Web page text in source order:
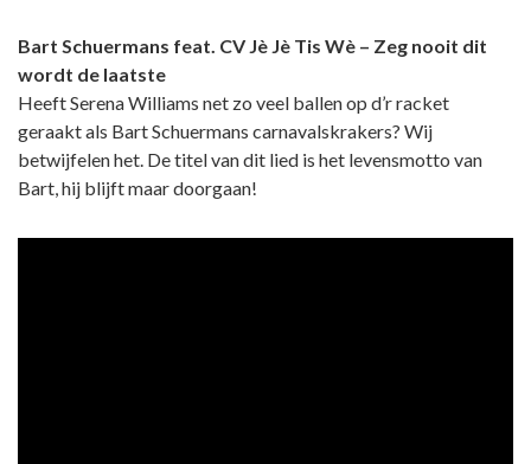
Bart Schuermans feat. CV Jè Jè Tis Wè – Zeg nooit dit
wordt de laatste
Heeft Serena Williams net zo veel ballen op d’r racket
geraakt als Bart Schuermans carnavalskrakers? Wij
betwijfelen het. De titel van dit lied is het levensmotto van
Bart, hij blijft maar doorgaan!